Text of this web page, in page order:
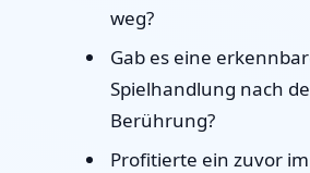
weg?
Gab es eine
Spielhandlung nach
Berührung?
Profitierte ein zuvor